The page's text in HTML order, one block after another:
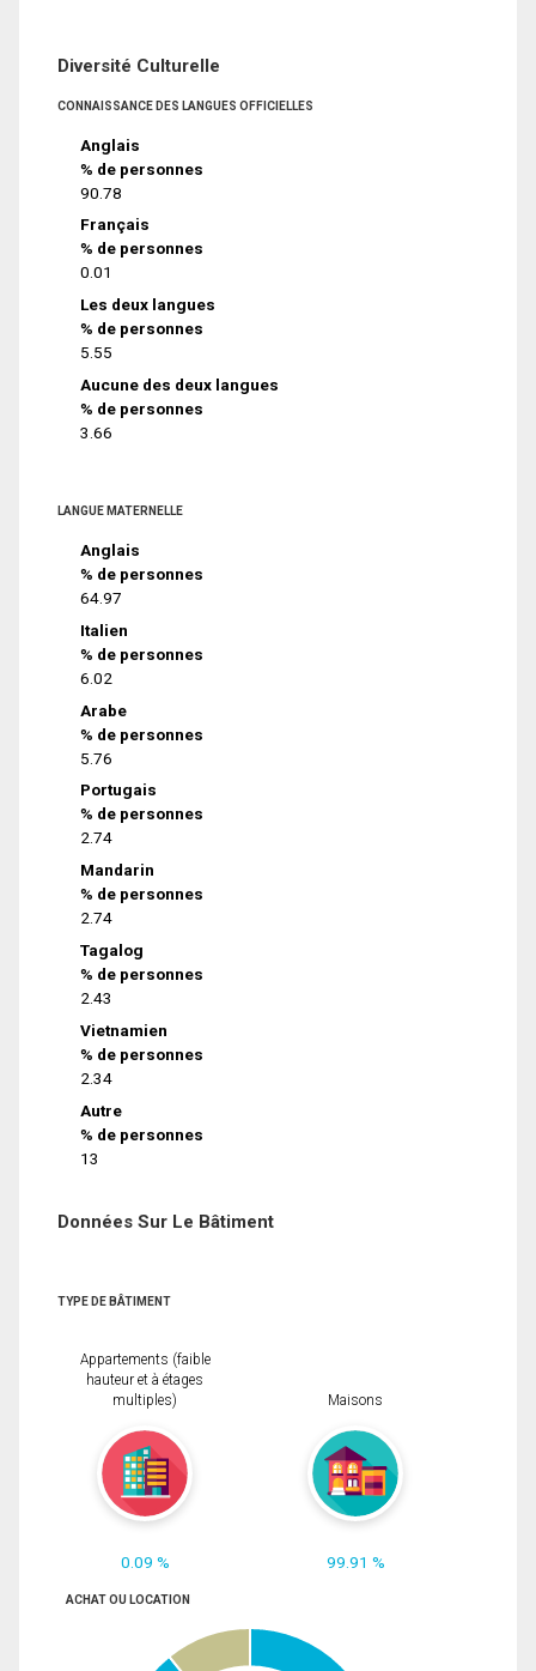
Diversité Culturelle
CONNAISSANCE DES LANGUES OFFICIELLES
Anglais
% de personnes
90.78
Français
% de personnes
0.01
Les deux langues
% de personnes
5.55
Aucune des deux langues
% de personnes
3.66
LANGUE MATERNELLE
Anglais
% de personnes
64.97
Italien
% de personnes
6.02
Arabe
% de personnes
5.76
Portugais
% de personnes
2.74
Mandarin
% de personnes
2.74
Tagalog
% de personnes
2.43
Vietnamien
% de personnes
2.34
Autre
% de personnes
13
Données Sur Le Bâtiment
TYPE DE BÂTIMENT
Appartements (faible
hauteur et à étages
multiples)
0.09 %
Maisons
99.91 %
ACHAT OU LOCATION